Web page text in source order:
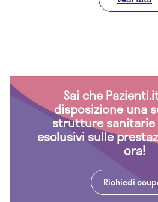
Sai che
disposizione una
strutture
esclusivi sulle
ora!
Richiedi